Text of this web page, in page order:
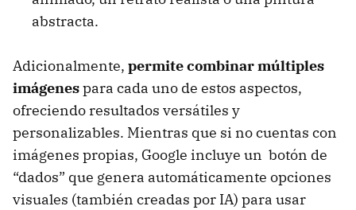
abstracta.
Adicionalmente, permite combinar múltiples
imágenespara cada uno de estos aspectos,
ofreciendo resultados versátiles y
personalizables. Mientras que si no cuentas con
imágenes propias, Google incluye un botón de
“dados” que genera automáticamente opciones
visuales (también creadas por IA) para usar